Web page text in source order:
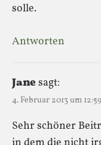
solle.
Antworten
Janesagt:
4. Februar 2013 um
Sehr schöner